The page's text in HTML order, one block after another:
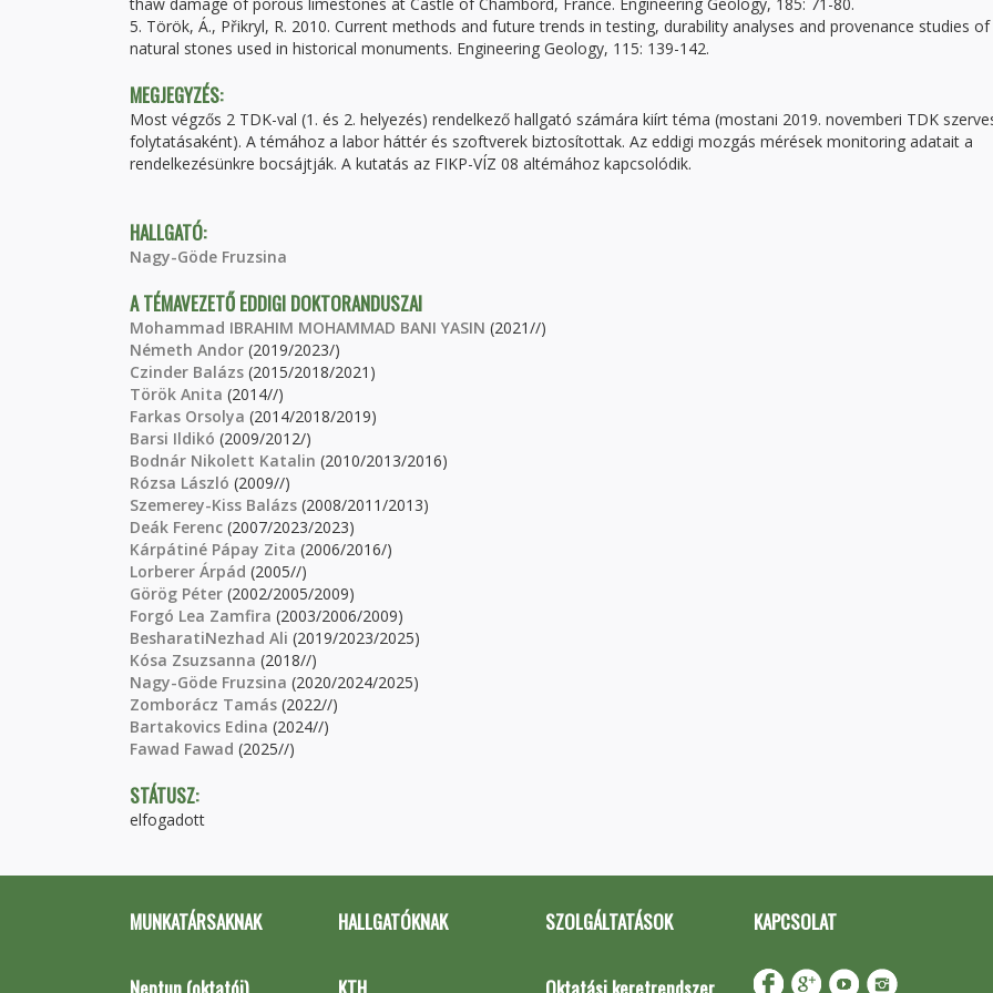
5. Török, Á., Přikryl, R. 2010. Current methods and future trends in testing, durability analyses and provenance studies of
natural stones used in historical monuments. Engineering Geology, 115: 139-142.
MEGJEGYZÉS:
Most végzős 2 TDK-val (1. és 2. helyezés) rendelkező hallgató számára kiírt téma (mostani 2019. novemberi TDK
folytatásaként). A témához a labor háttér és szoftverek biztosítottak. Az eddigi mozgás mérések monitoring adatait a
rendelkezésünkre bocsájtják. A kutatás az FIKP-VÍZ 08 altémához kapcsolódik.
HALLGATÓ:
Nagy-Göde Fruzsina
A TÉMAVEZETŐ EDDIGI DOKTORANDUSZAI
Mohammad IBRAHIM MOHAMMAD BANI YASIN (2021//)
Németh Andor (2019/2023/)
Czinder Balázs (2015/2018/2021)
Török Anita (2014//)
Farkas Orsolya (2014/2018/2019)
Barsi Ildikó (2009/2012/)
Bodnár Nikolett Katalin (2010/2013/2016)
Rózsa László (2009//)
Szemerey-Kiss Balázs (2008/2011/2013)
Deák Ferenc (2007/2023/2023)
Kárpátiné Pápay Zita (2006/2016/)
Lorberer Árpád (2005//)
Görög Péter (2002/2005/2009)
Forgó Lea Zamfira (2003/2006/2009)
BesharatiNezhad Ali (2019/2023/2025)
Kósa Zsuzsanna (2018//)
Nagy-Göde Fruzsina (2020/2024/2025)
Zomborácz Tamás (2022//)
Bartakovics Edina (2024//)
Fawad Fawad (2025//)
STÁTUSZ:
elfogadott
MUNKATÁRSAKNAK HALLGATÓKNAK SZOLGÁLTATÁSOK KAPCSOLAT